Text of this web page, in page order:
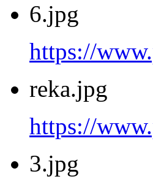
6.jpg
https://
reka.jpg
https://
3.jpg